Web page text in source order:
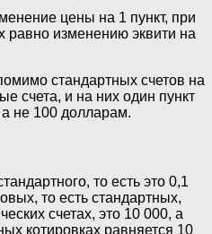
цены на 1 пункт, при
равно изменению эквити на
стандартных счетов на
счета, и на них один пункт
не 100 долларам.
то есть это 0,1
то есть стандартных,
счетах, это 10 000, а
котировках равняется 10